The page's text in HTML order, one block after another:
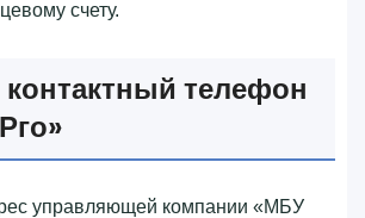
счету.
телефон
управляющей компании «‎МБУ